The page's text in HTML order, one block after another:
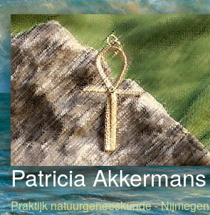
Patricia Akkermans
Praktijk natuurgeneeskunde - Nijmegen